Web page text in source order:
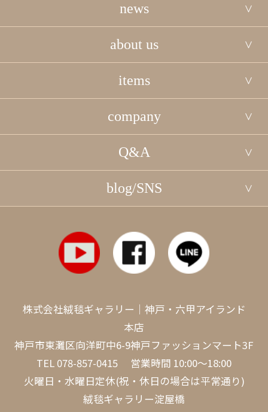
news
about us
items
company
Q&A
blog/SNS
株式会社絨毯ギャラリー｜神戸・六甲アイランド
本店
神戸市東灘区向洋町中6-9神戸ファッションマート3F
TEL 078-857-0415 営業時間 10:00～18:00
火曜日・水曜日定休(祝・休日の場合は平常通り)
絨毯ギャラリー淀屋橋